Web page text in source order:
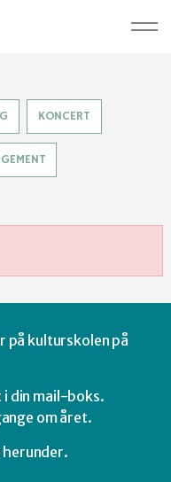
KONCERT
på kulturskolen på
i din mail-boks.
om året.